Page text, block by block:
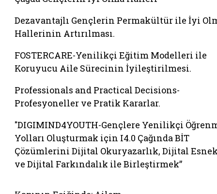
Dezavantajlı Gençlerin Permakültür ile İyi
Hallerinin Artırılması.
FOSTERCARE-Yenilikçi Eğitim Modelleri ile
Koruyucu Aile Sürecinin İyileştirilmesi.
Professionals and Practical Decisions-
Profesyoneller ve Pratik Kararlar.
"DIGIMIND4YOUTH-Gençlere Yenilikçi
Yolları Oluşturmak için I4.0 Çağında BİT
Çözümlerini Dijital Okuryazarlık, Dijital
ve Dijital Farkındalık ile Birleştirmek”